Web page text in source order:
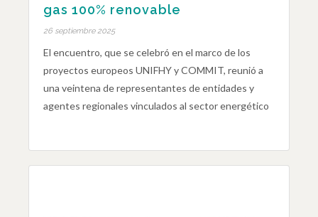
gas 100% renovable
26 septiembre 2025
El encuentro, que se celebró en el marco de los
proyectos europeos UNIFHY y COMMIT, reunió a
una veintena de representantes de entidades y
agentes regionales vinculados al sector energético